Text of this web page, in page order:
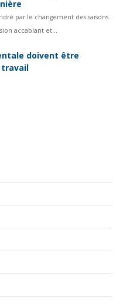
par le changement des saisons.
accablant et...
doivent être
travail